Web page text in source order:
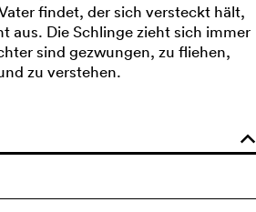
findet, der sich versteckt hält,
aus. Die Schlinge zieht sich immer
sind gezwungen, zu fliehen,
zu verstehen.
o